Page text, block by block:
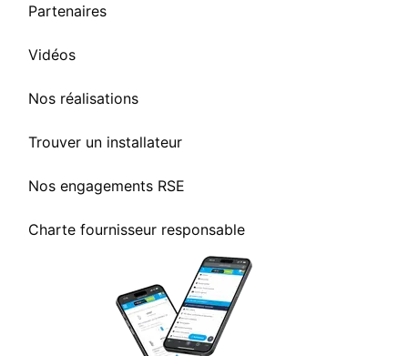
Partenaires
Vidéos
Nos réalisations
Trouver un installateur
Nos engagements RSE
Charte fournisseur responsable